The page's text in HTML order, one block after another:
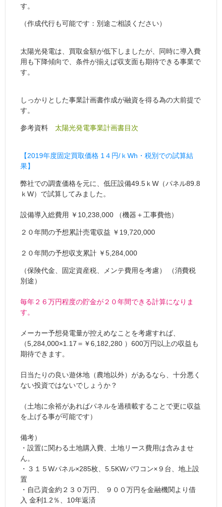
す。
（作成代行も可能です：別途ご相談ください）
太陽光発電は、買取金額が低下しましたが、同時に導入費
用も下降傾向で、条件が揃えば収支面も期待できる事業で
す。
しっかりとした事業計画書作成が融資を得る為の大前提で
す。
参考資料 太陽光発電事業計画書目次
【2019年度固定買取価格 1４円/ｋWh・税別での試算結
果】
弊社での調査価格を元に、低圧設備49.5ｋW（パネル89.8
ｋW）で試算してみました。
設備導入総費用 ￥10,238,000 （機器＋工事費他）
２０年間の予想累計売電収益 ￥19,720,000
２０年間の予想収支累計 ￥5,284,000
（保険代金、固定資産税、メンテ費用を考慮） （消費税
別途）
毎年２６万円程度の貯金が２０年間できる計算になりま
す。
メーカー予想発電量が控えめなことを考慮すれば、
（5,284,000×1.17＝￥6,182,280 ）600万円以上の収益も
期待できます。
日当たりの良い遊休地（農地以外）があるなら、十分悪く
ない投資ではないでしょうか？
（土地に余裕があればパネルを過積載することで更に収益
を上げる事が可能です）
備考）
・設置に関わる土地購入費、土地リース費用は含みませ
ん。
・３１５Wパネル×285枚、5.5KWパワコン×９台、地上設
置
・自己資金約２３０万円、 ９００万円を金融機関より借
入 金利1.2％、10年返済